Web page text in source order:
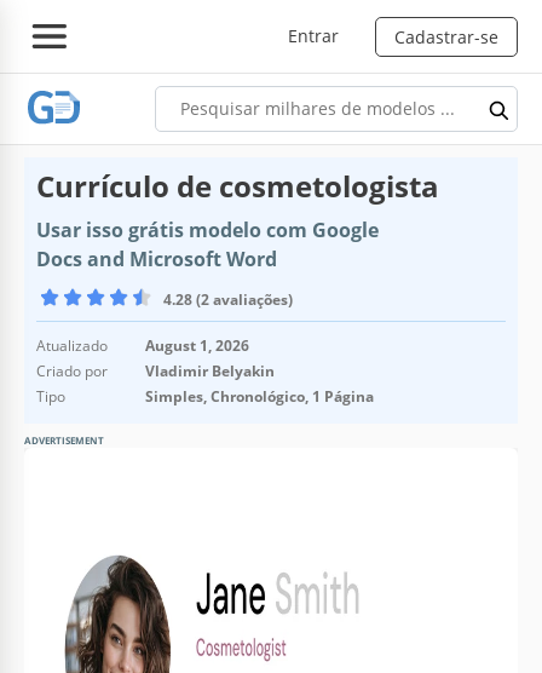
Entrar Cadastrar-se
Currículo de cosmetologista
Usar isso grátis modelo com Google
Docs and Microsoft Word
4.28 (2 avaliações)
Atualizado
August 1, 2026
Criado por
Vladimir Belyakin
Tipo
Simples, Chronológico, 1 Página
ADVERTISEMENT